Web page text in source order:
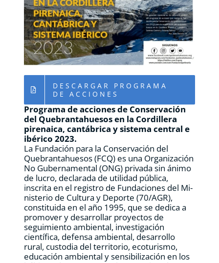
RECURSOS
NOTICIAS
CONTACTO
CARRITO
DESCARGAR PROGRAMA
DE ACCIONES
Programa de acciones de Conservación
del Quebrantahuesos en la Cordillera
pirenaica, cantábrica y sistema central e
ibérico 2023.
La Fundación para la Conservación del
Quebrantahuesos (FCQ) es una Organización
No Gubernamental (ONG) privada sin ánimo
de lucro, declarada de utilidad pública,
inscrita en el registro de Fundaciones del Mi-
nisterio de Cultura y Deporte (70/AGR),
constituida en el año 1995, que se dedica a
promover y desarrollar proyectos de
seguimiento ambiental, investigación
científica, defensa ambiental, desarrollo
rural, custodia del territorio, ecoturismo,
educación ambiental y sensibilización en los